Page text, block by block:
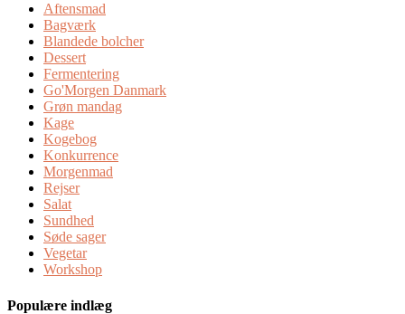
Aftensmad
Bagværk
Blandede bolcher
Dessert
Fermentering
Go'Morgen Danmark
Grøn mandag
Kage
Kogebog
Konkurrence
Morgenmad
Rejser
Salat
Sundhed
Søde sager
Vegetar
Workshop
Populære indlæg